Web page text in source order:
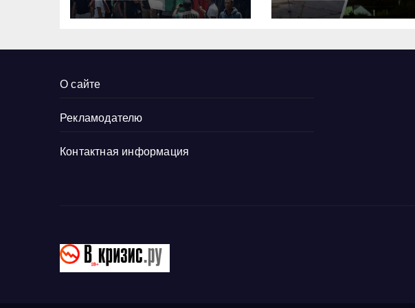
Трампа, ВСУ
закрыли
рубеж
О сайте
Рекламодателю
Контактная информация